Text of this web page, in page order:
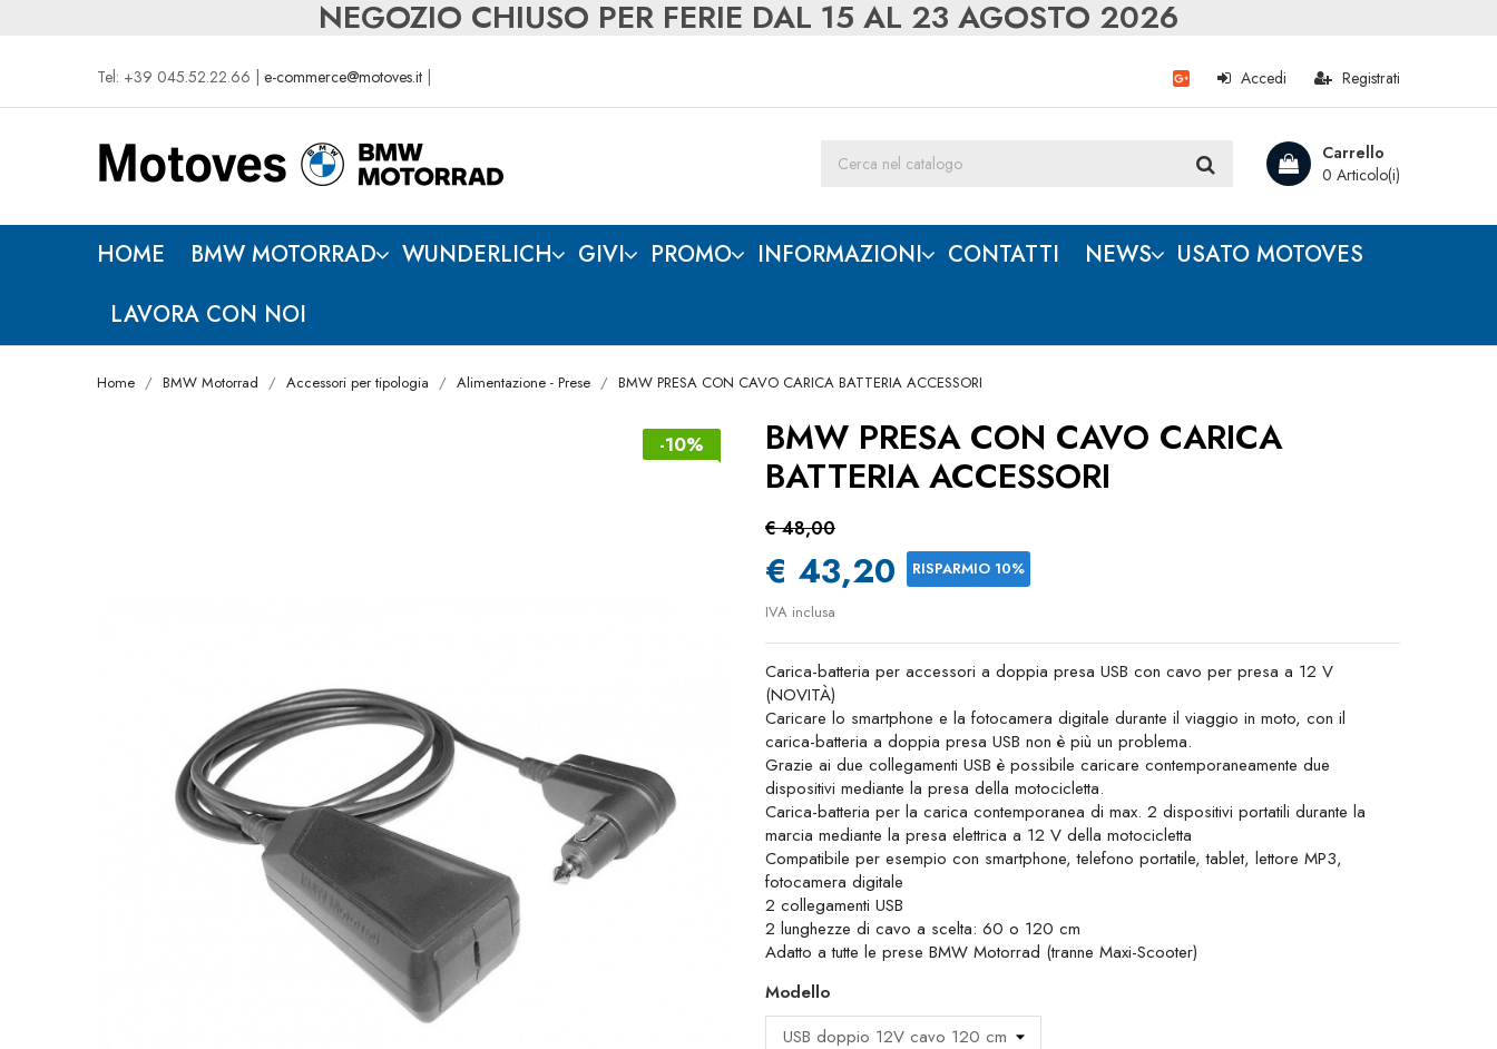
NEGOZIO CHIUSO PER FERIE DAL 15 AL 23 AGOSTO 2026
Tel: +39 045.52.22.66 | e-commerce@motoves.it Registrati
Accedi
Carrello
0 Articolo(i)
HOME BMW MOTORRAD WUNDERLICH GIVI PROMO INFORMAZIONI CONTATTI NEWS
USATO MOTOVES
LAVORA CON NOI
Home BMW Motorrad Accessori per tipologia Alimentazione - Prese BMW PRESA CON CAVO CARICA BATTERIA ACCESSORI
-10%
BMW PRESA CON CAVO CARICA
BATTERIA ACCESSORI
€ 48,00
€ 43,20 RISPARMIO 10%
IVA inclusa
Carica-batteria per accessori a doppia presa USB con cavo per presa a 12 V
(NOVITÀ)
Caricare lo smartphone e la fotocamera digitale durante il viaggio in moto, con il
carica-batteria a doppia presa USB non è più un problema.
Grazie ai due collegamenti USB è possibile caricare contemporaneamente due
dispositivi mediante la presa della motocicletta.
Carica-batteria per la carica contemporanea di max. 2 dispositivi portatili durante la
marcia mediante la presa elettrica a 12 V della motocicletta
Compatibile per esempio con smartphone, telefono portatile, tablet, lettore MP3,
fotocamera digitale
2 collegamenti USB
2 lunghezze di cavo a scelta: 60 o 120 cm
Adatto a tutte le prese BMW Motorrad (tranne Maxi-Scooter)
Modello